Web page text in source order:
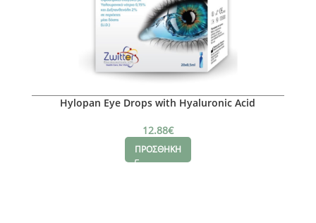
Hylopan Eye Drops with Hyaluronic Acid
12.88€
ΠΡΟΣΘΗΚΗ